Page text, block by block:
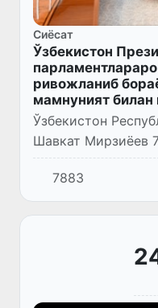
Сиёсат
Ўзбекистон
ривожланиб
мамнуният билан
Ўзбекистон
Шавкат Мирзиёев
Парламентлараро
Ассамблеяси
Республикаси
Нуман Ку...
7883